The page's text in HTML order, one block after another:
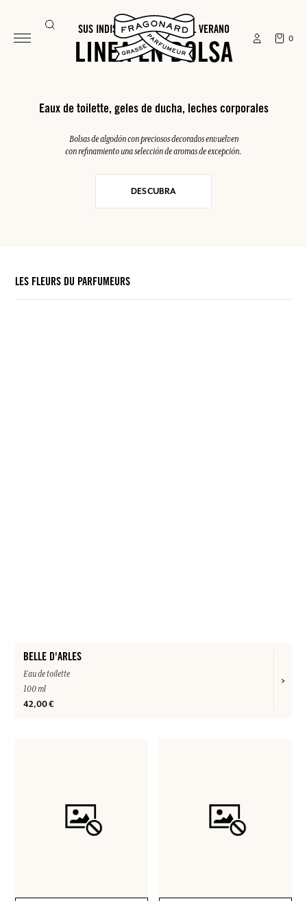
0
SUS INDISPENSABLES PARA EL VERANO
LINEA EN BOLSA
Eaux de toilette, geles de ducha, leches corporales
Bolsas de algodón con preciosos decorados envuelven
con refinamiento una selección de aromas de excepción.
DESCUBRA
LES FLEURS DU PARFUMEURS
BELLE D'ARLES
Eau de toilette
100 ml
42,00 €